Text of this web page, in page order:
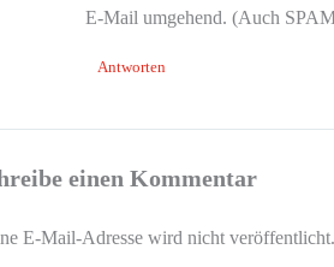
E-Mail umgehend. (Auch
Antworten
einen Kommentar
E-Mail-Adresse wird nicht veröffentlicht.